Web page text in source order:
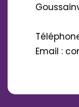
Email :